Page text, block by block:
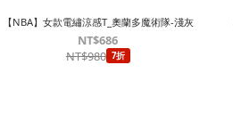
【NBA】女款電繡涼感T_奧蘭多魔術隊-淺灰
NT$686
NT$980 7折